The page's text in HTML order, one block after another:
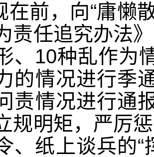
在前，向“庸懒
责任追究办法
、10种乱作为
的情况进行季
责情况进行通
规明矩，严厉
、纸上谈兵的“